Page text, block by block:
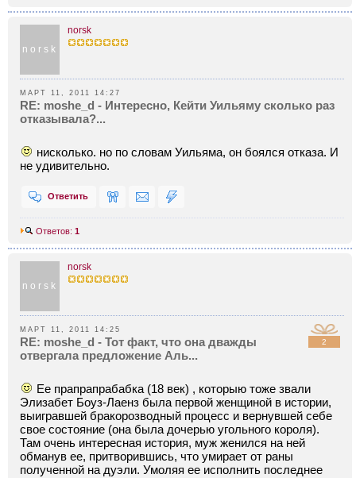
norsk
norsk
МАРТ 11, 2011 14:27
RE: moshe_d - Интересно, Кейти Уильяму сколько раз
отказывала?...
нисколько. но по словам Уильяма, он боялся отказа. И
не удивительно.
Ответить
Ответов: 1
norsk
norsk
2
МАРТ 11, 2011 14:25
RE: moshe_d - Тот факт, что она дважды
отвергала предложение Аль...
Ее прапрапрабабка (18 век) , которыю тоже звали
Элизабет Боуз-Лаенз была первой женщиной в истории,
выигравшей бракорозводный процесс и вернувшей себе
свое состояние (она была дочерью угольного короля).
Там очень интересная история, муж женился на ней
обманув ее, притворившись, что умирает от раны
полученной на дуэли. Умоляя ее исполнить последнее